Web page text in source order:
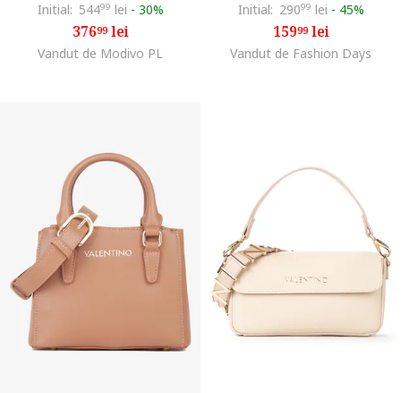
Initial: 54499 lei - 30%
37699lei
Vandut de Modivo PL
Initial: 29099 lei - 45%
15999lei
Vandut de Fashion Days